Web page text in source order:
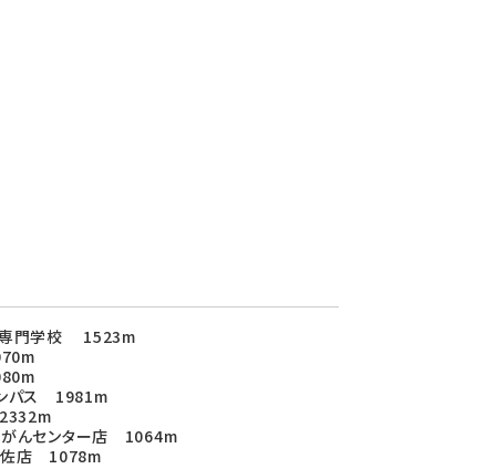
専門学校 1523m
パス 1981m
んセンター店 1064m
佐店 1078m